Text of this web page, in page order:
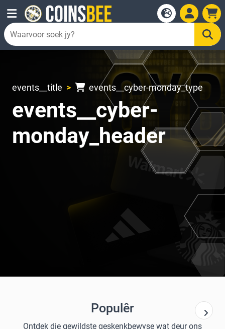
events__title events__cyber-monday_type
events__cyber-
monday_header
Populêr
Ontdek die gewildste geskenkbewyse wat deur ons